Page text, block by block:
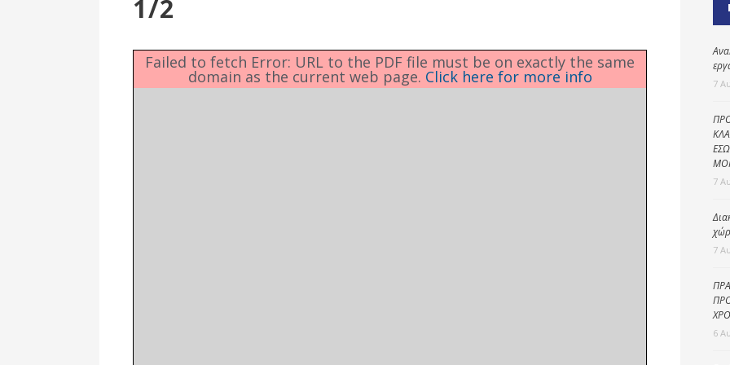
Ενότητες
Δημοτική
αστυνομία
1/2
Failed to fetch Error: URL to the PDF file must be on exactly the same
domain as the current web page. Click here for more info 7
7
7
6